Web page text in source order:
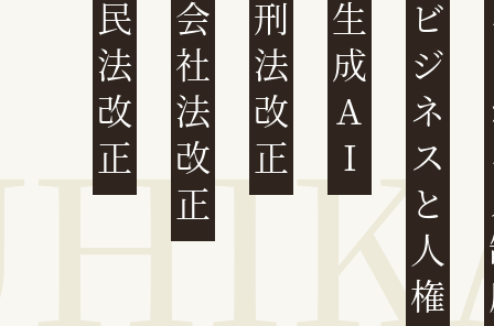
民法改正 会社法改正 刑法改正 生成AI ビジネスと人権